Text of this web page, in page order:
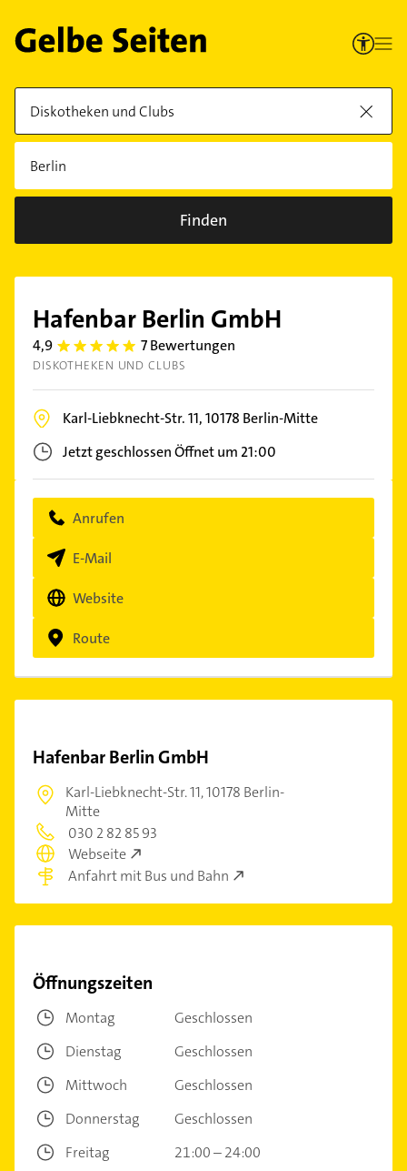
Finden
Hafenbar Berlin GmbH
4,9 4.9 7 Bewertungen
DISKOTHEKEN UND CLUBS
Karl-Liebknecht-Str. 11,10178 Berlin-Mitte
Jetzt geschlossenÖffnet um 21:00
Anrufen
E-Mail
Website
Route
Hafenbar Berlin GmbH
Karl-Liebknecht-Str. 11,10178 Berlin-
Mitte
030 2 82 85 93
Webseite
Anfahrt mit Bus und Bahn
Öffnungszeiten
Montag
Geschlossen
Dienstag
Geschlossen
Mittwoch
Geschlossen
Donnerstag
Geschlossen
Freitag
21:00 – 24:00